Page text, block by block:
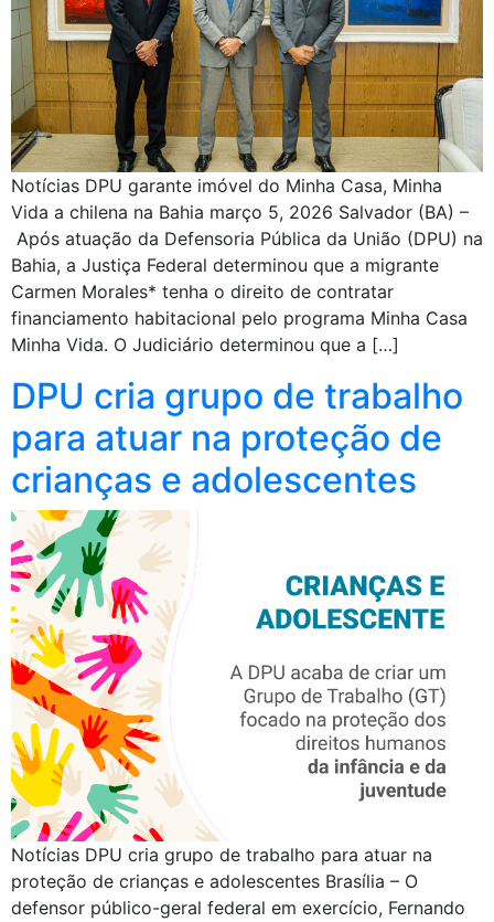
Notícias DPU garante imóvel do Minha Casa, Minha
Vida a chilena na Bahia março 5, 2026 Salvador (BA) –
Após atuação da Defensoria Pública da União (DPU) na
Bahia, a Justiça Federal determinou que a migrante
Carmen Morales* tenha o direito de contratar
financiamento habitacional pelo programa Minha Casa
Minha Vida. O Judiciário determinou que a […]
DPU cria grupo de trabalho
para atuar na proteção de
crianças e adolescentes
Notícias DPU cria grupo de trabalho para atuar na
proteção de crianças e adolescentes Brasília – O
defensor público-geral federal em exercício, Fernando